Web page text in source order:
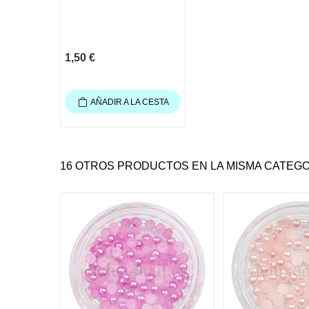
1,50 €
AÑADIR A LA CESTA
16 OTROS PRODUCTOS EN LA MISMA